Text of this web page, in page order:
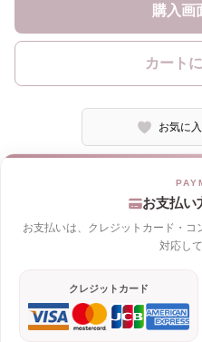
購入画
カート
お気に
お支払い
お支払いは、クレジットカード・
対応し
クレジットカード